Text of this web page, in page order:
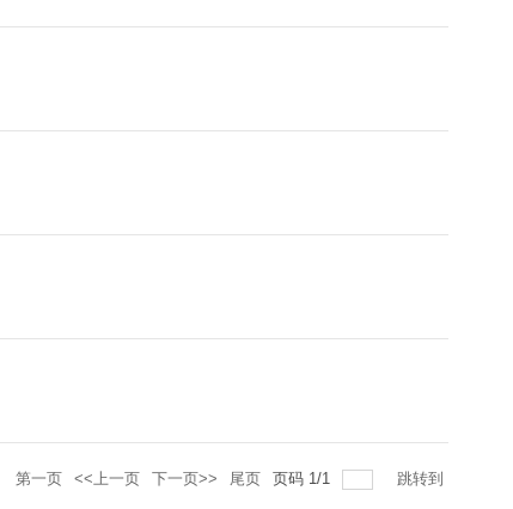
第一页 <<上一页 下一页>> 尾页 页码 1/1 跳转到